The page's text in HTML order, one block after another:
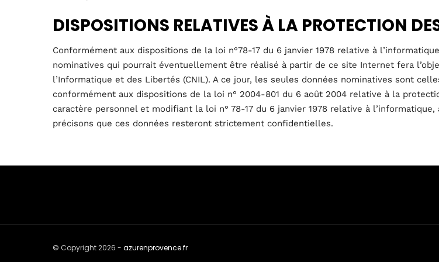
DISPOSITIONS RELATIVES À LA PROTECTION
Conformément aux dispositions de la loi n°78-17 du 6 janvier 1978 relative à
nominatives qui pourrait éventuellement être réalisé à partir de ce site Internet fera
l’Informatique et des Libertés (CNIL). A ce jour, les seules données nominatives sont
conformément aux dispositions de la loi n° 2004-801 du 6 août 2004 relative à la
caractère personnel et modifiant la loi n° 78-17 du 6 janvier 1978 relative à
précisons que ces données resteront strictement confidentielles.
© Copyright 2026 - azurenprovence.fr